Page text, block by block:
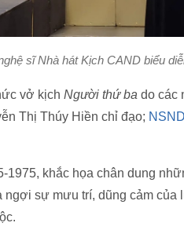
sĩ Nhà hát Kịch CAND biểu
vở kịch Người thứ ba do các
Thị Thúy Hiền chỉ đạo;
1975, khắc họa chân dung
sự mưu trí, dũng cảm